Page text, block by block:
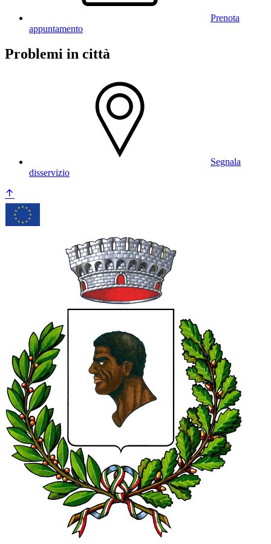
Prenota
appuntamento
Problemi in città
Segnala
disservizio